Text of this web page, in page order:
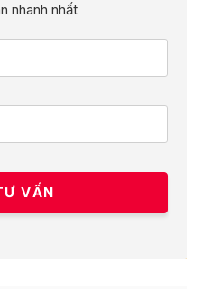
nhanh nhất